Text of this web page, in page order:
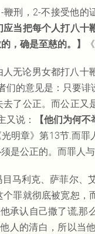
刑，2-不接受他的
当把每个人打八十
，确是至慈的。】
无论男女都打八十
们的意见是：只要
了公正。而公正又
又说：
【他们为何
光明章》第13节.而
是公正的。而罪人
马利克、萨菲尔、
罪就彻底被宽恕，
承认自己撒了谎,
的清白，所以当